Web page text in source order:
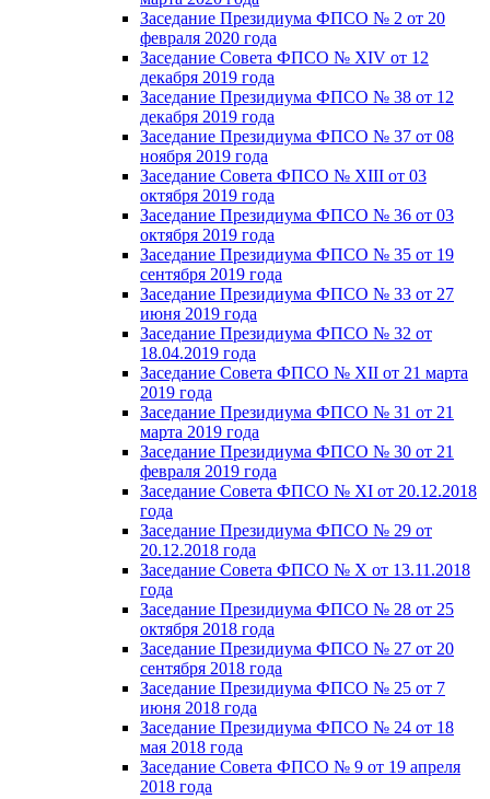
Заседание Президиума ФПСО № 2 от 20
февраля 2020 года
Заседание Совета ФПСО № XIV от 12
декабря 2019 года
Заседание Президиума ФПСО № 38 от 12
декабря 2019 года
Заседание Президиума ФПСО № 37 от 08
ноября 2019 года
Заседание Совета ФПСО № XIII от 03
октября 2019 года
Заседание Президиума ФПСО № 36 от 03
октября 2019 года
Заседание Президиума ФПСО № 35 от 19
сентября 2019 года
Заседание Президиума ФПСО № 33 от 27
июня 2019 года
Заседание Президиума ФПСО № 32 от
18.04.2019 года
Заседание Совета ФПСО № XII от 21 марта
2019 года
Заседание Президиума ФПСО № 31 от 21
марта 2019 года
Заседание Президиума ФПСО № 30 от 21
февраля 2019 года
Заседание Совета ФПСО № XI от 20.12.2018
года
Заседание Президиума ФПСО № 29 от
20.12.2018 года
Заседание Совета ФПСО № X от 13.11.2018
года
Заседание Президиума ФПСО № 28 от 25
октября 2018 года
Заседание Президиума ФПСО № 27 от 20
сентября 2018 года
Заседание Президиума ФПСО № 25 от 7
июня 2018 года
Заседание Президиума ФПСО № 24 от 18
мая 2018 года
Заседание Совета ФПСО № 9 от 19 апреля
2018 года